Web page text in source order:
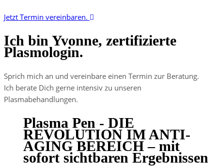
Jetzt Termin vereinbaren.
Ich bin Yvonne, zertifizierte
Plasmologin.
Sprich mich an und vereinbare einen Termin zur Beratung.
Ich berate Dich gerne intensiv zu unseren
Plasmabehandlungen.
Plasma Pen - DIE
REVOLUTION IM ANTI-
AGING BEREICH – mit
sofort sichtbaren Ergebnissen